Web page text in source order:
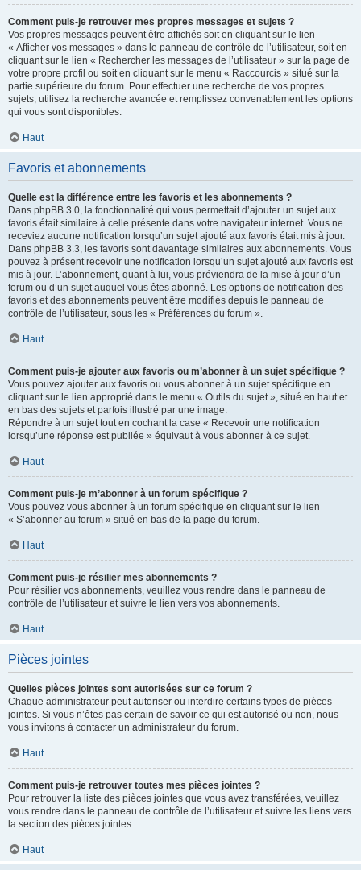
Comment puis-je retrouver mes propres messages et sujets ?
Vos propres messages peuvent être affichés soit en cliquant sur le lien
« Afficher vos messages » dans le panneau de contrôle de l’utilisateur, soit en
cliquant sur le lien « Rechercher les messages de l’utilisateur » sur la page de
votre propre profil ou soit en cliquant sur le menu « Raccourcis » situé sur la
partie supérieure du forum. Pour effectuer une recherche de vos propres
sujets, utilisez la recherche avancée et remplissez convenablement les options
qui vous sont disponibles.
Haut
Favoris et abonnements
Quelle est la différence entre les favoris et les abonnements ?
Dans phpBB 3.0, la fonctionnalité qui vous permettait d’ajouter un sujet aux
favoris était similaire à celle présente dans votre navigateur internet. Vous ne
receviez aucune notification lorsqu’un sujet ajouté aux favoris était mis à jour.
Dans phpBB 3.3, les favoris sont davantage similaires aux abonnements. Vous
pouvez à présent recevoir une notification lorsqu’un sujet ajouté aux favoris est
mis à jour. L’abonnement, quant à lui, vous préviendra de la mise à jour d’un
forum ou d’un sujet auquel vous êtes abonné. Les options de notification des
favoris et des abonnements peuvent être modifiés depuis le panneau de
contrôle de l’utilisateur, sous les « Préférences du forum ».
Haut
Comment puis-je ajouter aux favoris ou m’abonner à un sujet spécifique ?
Vous pouvez ajouter aux favoris ou vous abonner à un sujet spécifique en
cliquant sur le lien approprié dans le menu « Outils du sujet », situé en haut et
en bas des sujets et parfois illustré par une image.
Répondre à un sujet tout en cochant la case « Recevoir une notification
lorsqu’une réponse est publiée » équivaut à vous abonner à ce sujet.
Haut
Comment puis-je m’abonner à un forum spécifique ?
Vous pouvez vous abonner à un forum spécifique en cliquant sur le lien
« S’abonner au forum » situé en bas de la page du forum.
Haut
Comment puis-je résilier mes abonnements ?
Pour résilier vos abonnements, veuillez vous rendre dans le panneau de
contrôle de l’utilisateur et suivre le lien vers vos abonnements.
Haut
Pièces jointes
Quelles pièces jointes sont autorisées sur ce forum ?
Chaque administrateur peut autoriser ou interdire certains types de pièces
jointes. Si vous n’êtes pas certain de savoir ce qui est autorisé ou non, nous
vous invitons à contacter un administrateur du forum.
Haut
Comment puis-je retrouver toutes mes pièces jointes ?
Pour retrouver la liste des pièces jointes que vous avez transférées, veuillez
vous rendre dans le panneau de contrôle de l’utilisateur et suivre les liens vers
la section des pièces jointes.
Haut